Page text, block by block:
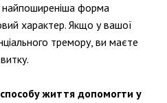
найпоширеніша форма
характер. Якщо у вашої
тремору, ви маєте
життя допомогти у